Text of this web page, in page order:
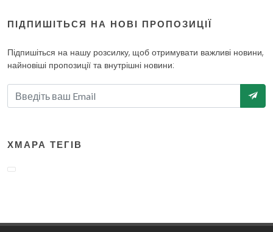
ПІДПИШІТЬСЯ НА НОВІ ПРОПОЗИЦІЇ
Підпишіться на нашу розсилку, щоб отримувати важливі новини,
найновіші пропозиції та внутрішні новини:
ХМАРА ТЕГІВ